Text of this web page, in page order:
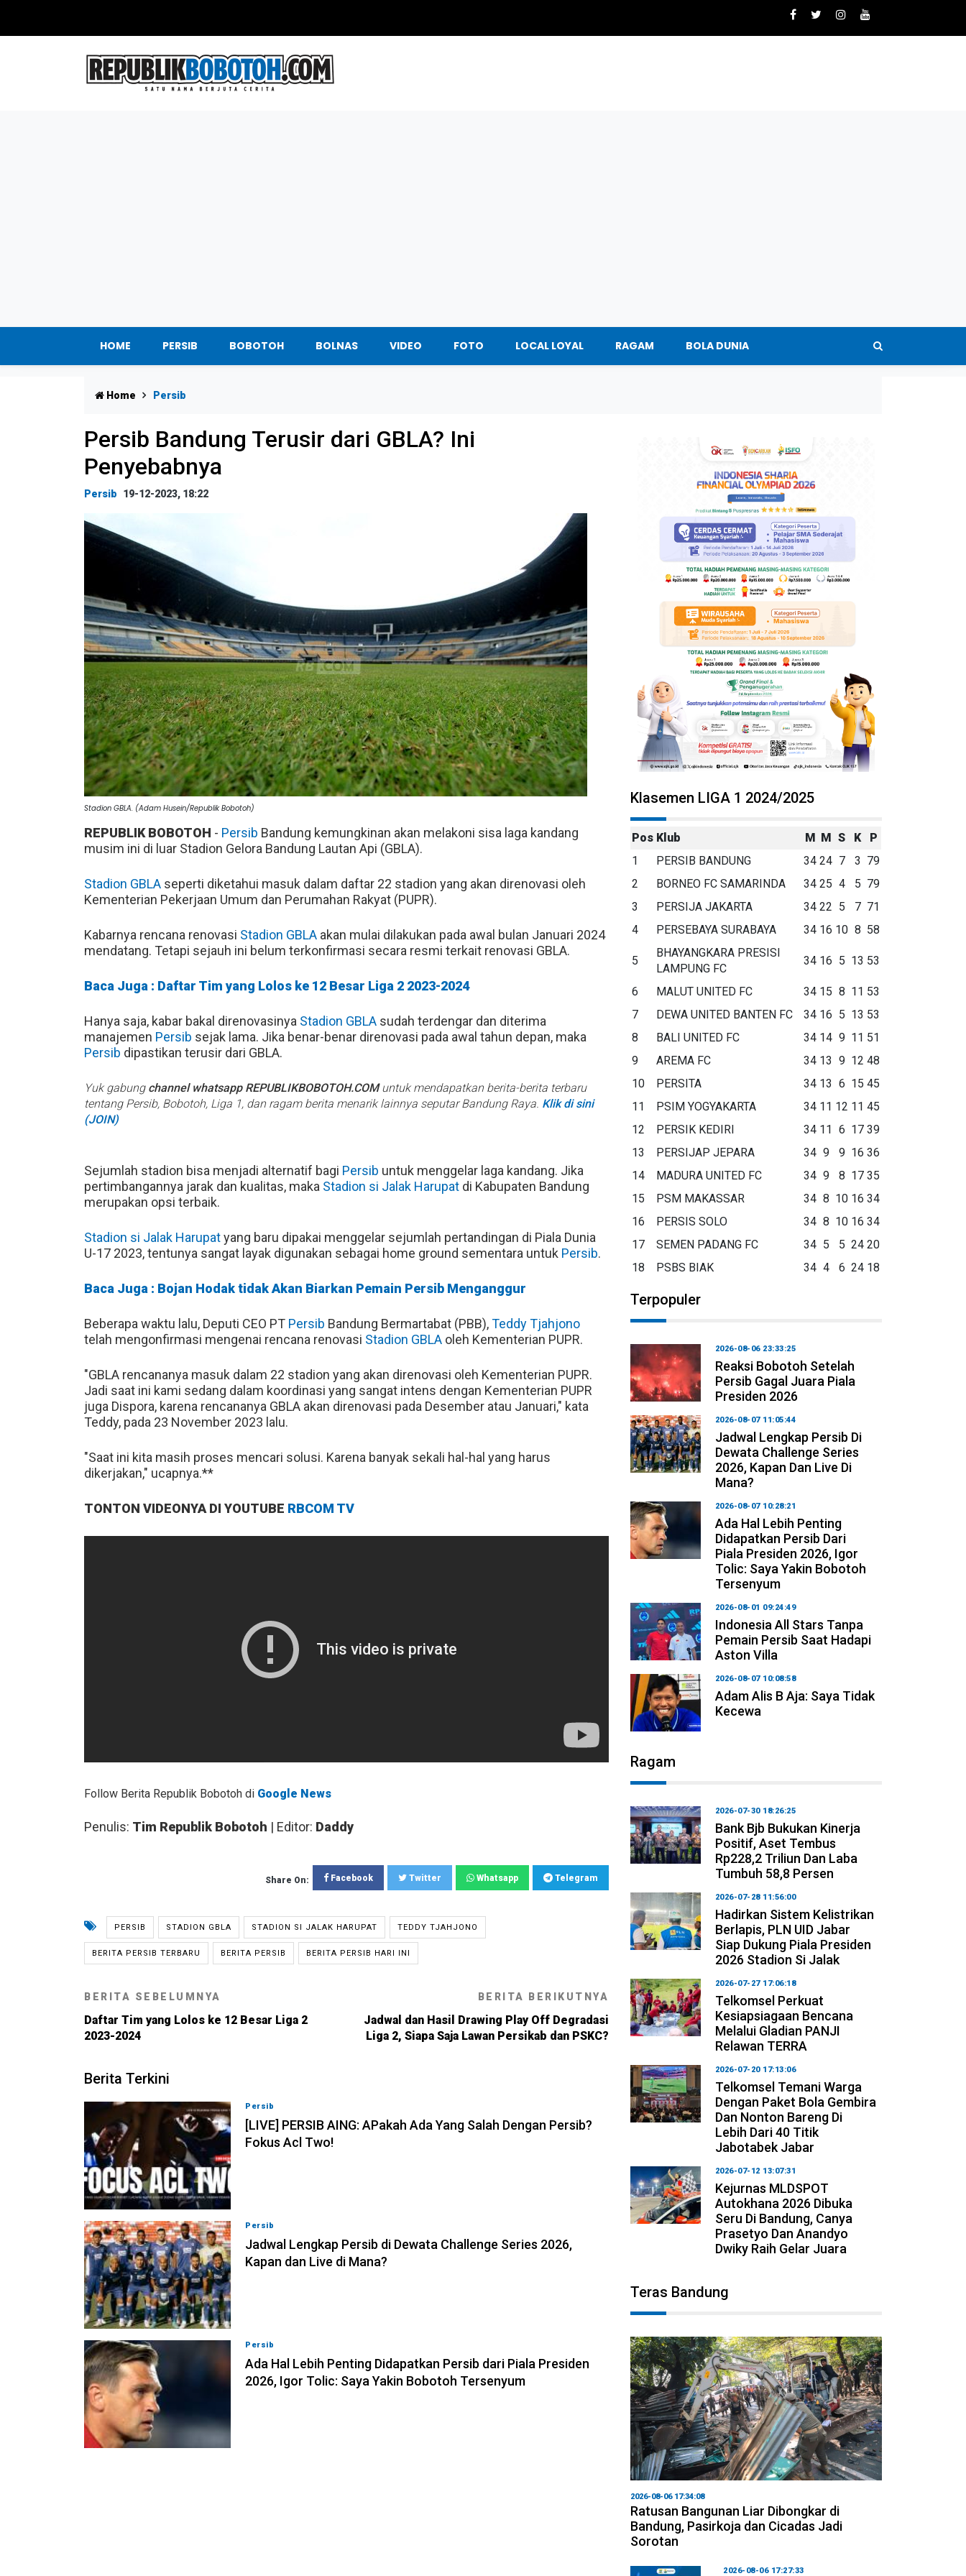
HOME PERSIB BOBOTOH BOLNAS VIDEO FOTO LOCAL LOYAL RAGAM BOLA DUNIA
Home Persib
Persib Bandung Terusir dari GBLA? Ini
Penyebabnya
Persib 19-12-2023, 18:22
Stadion GBLA. (Adam Husein/Republik Bobotoh)
REPUBLIK BOBOTOH - Persib Bandung kemungkinan akan melakoni sisa laga kandang
musim ini di luar Stadion Gelora Bandung Lautan Api (GBLA).
Stadion GBLA seperti diketahui masuk dalam daftar 22 stadion yang akan direnovasi oleh
Kementerian Pekerjaan Umum dan Perumahan Rakyat (PUPR).
Kabarnya rencana renovasi Stadion GBLA akan mulai dilakukan pada awal bulan Januari 2024
mendatang. Tetapi sejauh ini belum terkonfirmasi secara resmi terkait renovasi GBLA.
Baca Juga : Daftar Tim yang Lolos ke 12 Besar Liga 2 2023-2024
Hanya saja, kabar bakal direnovasinya Stadion GBLA sudah terdengar dan diterima
manajemen Persib sejak lama. Jika benar-benar direnovasi pada awal tahun depan, maka
Persib dipastikan terusir dari GBLA.
Yuk gabung channel whatsapp REPUBLIKBOBOTOH.COMuntuk mendapatkan berita-berita terbaru
tentang Persib, Bobotoh, Liga 1, dan ragam berita menarik lainnya seputar Bandung Raya. Klik di sini
(JOIN)
Sejumlah stadion bisa menjadi alternatif bagi Persib untuk menggelar laga kandang. Jika
pertimbangannya jarak dan kualitas, maka Stadion si Jalak Harupat di Kabupaten Bandung
merupakan opsi terbaik.
Stadion si Jalak Harupatyang baru dipakai menggelar sejumlah pertandingan di Piala Dunia
U-17 2023, tentunya sangat layak digunakan sebagai home ground sementara untuk Persib.
Baca Juga : Bojan Hodak tidak Akan Biarkan Pemain Persib Menganggur
Beberapa waktu lalu, Deputi CEO PT Persib Bandung Bermartabat (PBB),Teddy Tjahjono
telah mengonfirmasi mengenai rencana renovasi Stadion GBLA oleh Kementerian PUPR.
"GBLA rencananya masuk dalam 22 stadion yang akan direnovasi oleh Kementerian PUPR.
Jadi saat ini kami sedang dalam koordinasi yang sangat intens dengan Kementerian PUPR
juga Dispora, karena rencananya GBLA akan direnovasi pada Desember atau Januari," kata
Teddy, pada 23 November 2023 lalu.
"Saat ini kita masih proses mencari solusi. Karena banyak sekali hal-hal yang harus
dikerjakan," ucapnya.**
TONTON VIDEONYA DI YOUTUBE RBCOM TV
Follow Berita Republik Bobotoh di Google News
Penulis: Tim Republik Bobotoh | Editor: Daddy
Share On: Facebook Twitter Whatsapp Telegram
PERSIB STADION GBLA STADION SI JALAK HARUPAT TEDDY TJAHJONO
BERITA PERSIB TERBARU BERITA PERSIB BERITA PERSIB HARI INI
BERITA SEBELUMNYA
Daftar Tim yang Lolos ke 12 Besar Liga 2
2023-2024
BERITA BERIKUTNYA
Jadwal dan Hasil Drawing Play Off Degradasi
Liga 2, Siapa Saja Lawan Persikab dan PSKC?
Berita Terkini
Persib
[LIVE] PERSIB AING: APakah Ada Yang Salah Dengan Persib?
Fokus Acl Two!
Persib
Jadwal Lengkap Persib di Dewata Challenge Series 2026,
Kapan dan Live di Mana?
Persib
Ada Hal Lebih Penting Didapatkan Persib dari Piala Presiden
2026, Igor Tolic: Saya Yakin Bobotoh Tersenyum
Klasemen LIGA 1 2024/2025
Pos Klub M M S K
P
1
PERSIB BANDUNG 34 24 7 3 79
2
BORNEO FC SAMARINDA 34 25 4 5 79
3
PERSIJA JAKARTA 34 22 5 7 71
4
PERSEBAYA SURABAYA 34 16 10 8 58
5
BHAYANGKARA PRESISI
LAMPUNG FC
34 16 5 13 53
6 MALUT UNITED FC 34 15 8 11 53
7
DEWA UNITED BANTEN FC 34 16 5 13 53
8
BALI UNITED FC 34 14 9 11 51
9
AREMA FC 34 13 9 12 48
10
PERSITA 34 13 6 15 45
11
PSIM YOGYAKARTA 34 11 12 11 45
12
PERSIK KEDIRI 34 11 6 17 39
13
PERSIJAP JEPARA 34 9 9 16 36
14
MADURA UNITED FC 34 9 8 17 35
15
PSM MAKASSAR 34 8 10 16 34
16
PERSIS SOLO 34 8 10 16 34
17
SEMEN PADANG FC 34 5 5 24 20
18
PSBS BIAK 34 4 6 24 18
Terpopuler
2026-08-06 23:33:25
Reaksi Bobotoh Setelah
Persib Gagal Juara Piala
Presiden 2026
2026-08-07 11:05:44
Jadwal Lengkap Persib Di
Dewata Challenge Series
2026, Kapan Dan Live Di
Mana?
2026-08-07 10:28:21
Ada Hal Lebih Penting
Didapatkan Persib Dari
Piala Presiden 2026, Igor
Tolic: Saya Yakin Bobotoh
Tersenyum
2026-08-01 09:24:49
Indonesia All Stars Tanpa
Pemain Persib Saat Hadapi
Aston Villa
2026-08-07 10:08:58
Adam Alis B Aja: Saya Tidak
Kecewa
Ragam
2026-07-30 18:26:25
Bank Bjb Bukukan Kinerja
Positif, Aset Tembus
Rp228,2 Triliun Dan Laba
Tumbuh 58,8 Persen
2026-07-28 11:56:00
Hadirkan Sistem Kelistrikan
Berlapis, PLN UID Jabar
Siap Dukung Piala Presiden
2026 Stadion Si Jalak
2026-07-27 17:06:18
Telkomsel Perkuat
Kesiapsiagaan Bencana
Melalui Gladian PANJI
Relawan TERRA
2026-07-20 17:13:06
Telkomsel Temani Warga
Dengan Paket Bola Gembira
Dan Nonton Bareng Di
Lebih Dari 40 Titik
Jabotabek Jabar
2026-07-12 13:07:31
Kejurnas MLDSPOT
Autokhana 2026 Dibuka
Seru Di Bandung, Canya
Prasetyo Dan Anandyo
Dwiky Raih Gelar Juara
Teras Bandung
2026-08-06 17:34:08
Ratusan Bangunan Liar Dibongkar di
Bandung, Pasirkoja dan Cicadas Jadi
Sorotan
2026-08-06 17:27:33